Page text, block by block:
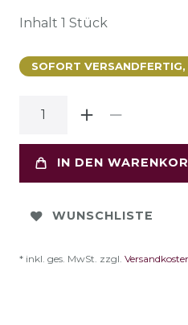
Inhalt 1 Stück
SOFORT
IN DEN
WUNSCHLISTE
* inkl. ges. MwSt. zzgl.